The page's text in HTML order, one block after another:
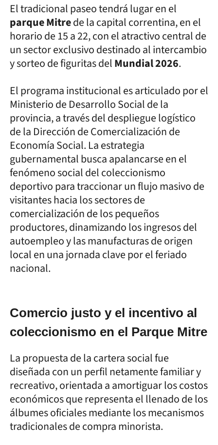
El tradicional paseo tendrá lugar en el
parque Mitrede la capital correntina, en el
horario de 15 a 22, con el atractivo central de
un sector exclusivo destinado al intercambio
y sorteo de figuritas delMundial 2026.
El programa institucional es articulado por el
Ministerio de Desarrollo Social de la
provincia, a través del despliegue logístico
de la Dirección de Comercialización de
Economía Social. La estrategia
gubernamental busca apalancarse en el
fenómeno social del coleccionismo
deportivo para traccionar un flujo masivo de
visitantes hacia los sectores de
comercialización de los pequeños
productores, dinamizando los ingresos del
autoempleo y las manufacturas de origen
local en una jornada clave por el feriado
nacional.
Comercio justo y el incentivo al
coleccionismo en el Parque Mitre
La propuesta de la cartera social fue
diseñada con un perfil netamente familiar y
recreativo, orientada a amortiguar los costos
económicos que representa el llenado de los
álbumes oficiales mediante los mecanismos
tradicionales de compra minorista.